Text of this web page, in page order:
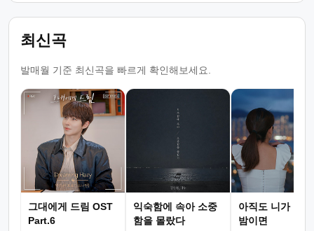
최신곡
발매월 기준 최신곡을 빠르게 확인해보세요.
그대에게 드림 OST
Part.6
익숙함에 속아 소중
함을 몰랐다
아직도 니가 그
밤이면